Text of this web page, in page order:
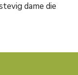
dame die